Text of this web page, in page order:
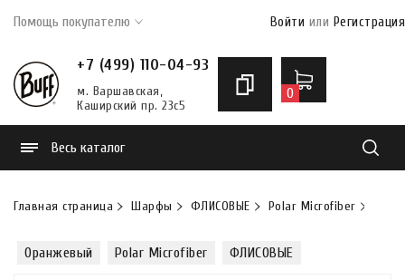
Помощь покупателю Войти или Регистрация
+7 (499) 110-04-93
м. Варшавская,
Каширский пр. 23с5
0
Весь каталог
Главная страница Шарфы ФЛИСОВЫЕ Polar Microfiber
Оранжевый Polar Microfiber ФЛИСОВЫЕ